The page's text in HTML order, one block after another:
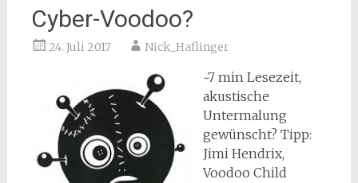
Cyber-Voodoo?
24. Juli 2017 Nick_Haflinger
~7 min Lesezeit,
akustische
Untermalung
gewünscht? Tipp:
Jimi Hendrix,
Voodoo Child